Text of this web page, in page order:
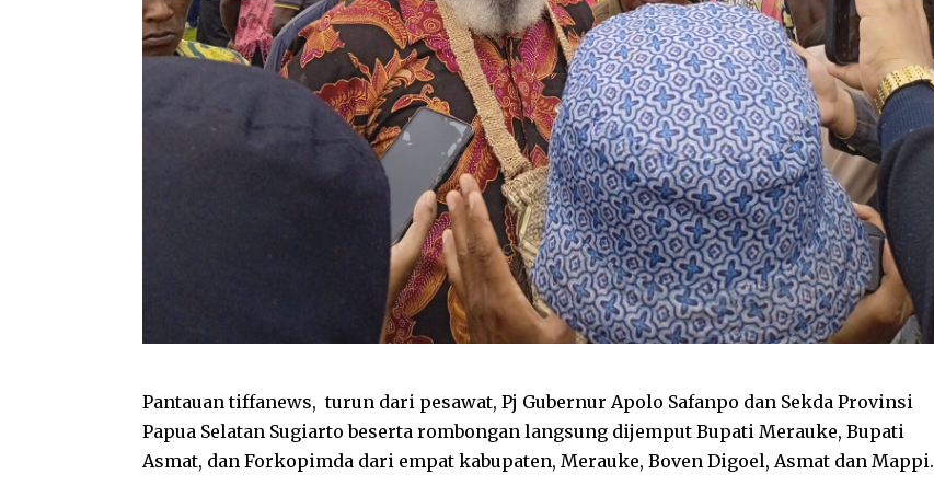
Pantauan tiffanews, turun dari pesawat, Pj Gubernur Apolo Safanpo dan Sekda Provinsi
Papua Selatan Sugiarto beserta rombongan langsung dijemput Bupati Merauke, Bupati
Asmat, dan Forkopimda dari empat kabupaten, Merauke, Boven Digoel, Asmat dan Mappi.